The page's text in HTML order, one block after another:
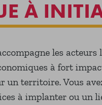
À
les acteurs
à fort
un territoire. Vous
à implanter ou un